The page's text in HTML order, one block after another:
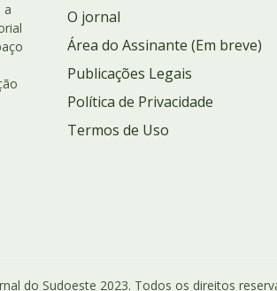
a
O jornal
Área do Assinante (Em breve)
Publicações Legais
Política de Privacidade
Termos de Uso
do Sudoeste 2023. Todos os direitos